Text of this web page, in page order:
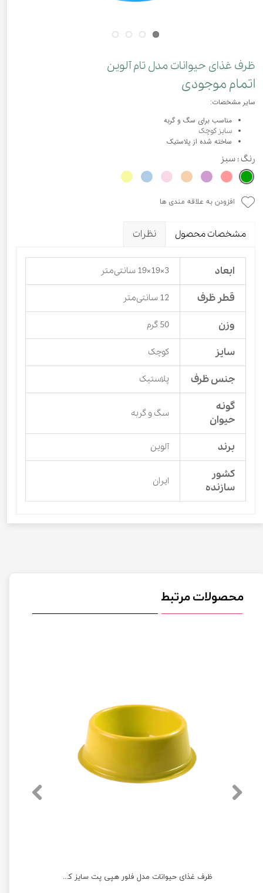
ظرف غذای حیوانات مدل تام آلوین
اتمام موجودی
سایر مشخصات:
مناسب برای سگ و گربه
سایز کوچک
ساخته شده از پلاستیک
رنگ : سبز
افزودن به علاقه مندی ها
مشخصات محصول نظرات
ابعاد 3×19×19 سانتی‌متر
قطر ظرف 12 سانتی‌متر
وزن 50 گرم
سایز کوچک
جنس ظرف پلاستیک
گونه
حیوان
سگ و گربه
برند آلوین
کشور
سازنده
ایران
محصولات مرتبط
ظرف غذای حیوانات مدل فلور هپی پت سایز کوچک